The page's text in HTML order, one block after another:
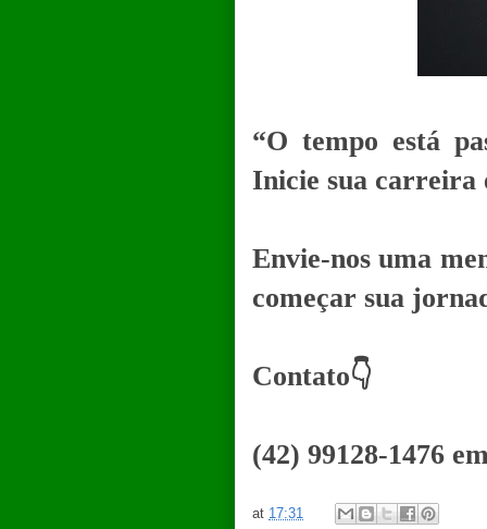
“O tempo está
Inicie sua carreira
Envie-nos uma
começar sua
Contato👇
(42) 99128-1476
at 17:31